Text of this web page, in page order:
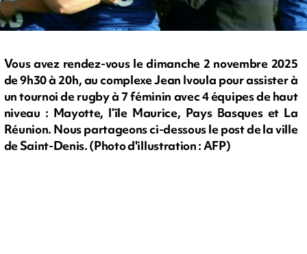
Vous avez rendez-vous le dimanche 2 novembre 2025
de 9h30 à 20h, au complexe Jean Ivoula pour assister à
un tournoi de rugby à 7 féminin avec 4 équipes de haut
niveau : Mayotte, l’île Maurice, Pays Basques et La
Réunion. Nous partageons ci-dessous le post de la ville
de Saint-Denis. (Photo d'illustration : AFP)